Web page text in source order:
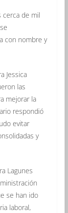
cerca de mil
con nombre y
Jessica
las
mejorar la
respondió
evitar
y
Lagunes
se han ido
laboral,